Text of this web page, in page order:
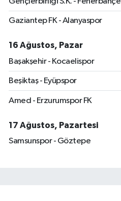
Gaziantep FK - Alanyaspor
16 Ağustos, Pazar
Başakşehir - Kocaelispor
Beşiktaş - Eyüpspor
Amed - Erzurumspor FK
17 Ağustos, Pazartesi
Samsunspor - Göztepe